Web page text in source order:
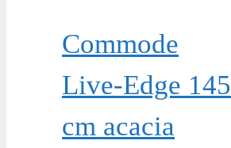
Commode
Live-Edge 145
cm acacia